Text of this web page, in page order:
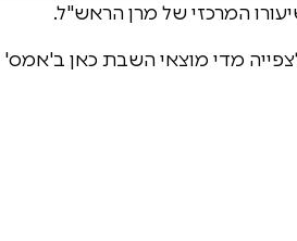
מדי מוצאי השבת כאן